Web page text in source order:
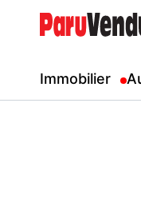
Immobilier